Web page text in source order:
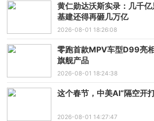
黄仁勋达沃斯实录：几千
基建还得再砸几万亿
2026-08-01 18:26:08
零跑首款MPV车型D99亮
旗舰产品
2026-08-01 18:24:38
这个春节，中美AI“隔空开
2026-08-01 14:27:47